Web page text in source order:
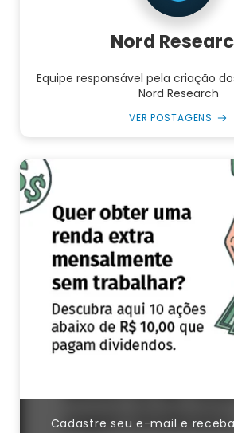
Nord
Equipe responsável pela criação
Nord Research
VER POSTAGENS
Cadastre seu e-mail e